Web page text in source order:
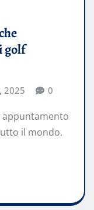
golf
2025 0
appuntamento
il mondo.